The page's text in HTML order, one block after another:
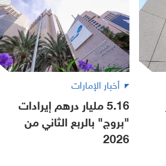
أخبار الإمارات
5.16 مليار درهم إيرادات
"بروج" بالربع الثاني من
2026